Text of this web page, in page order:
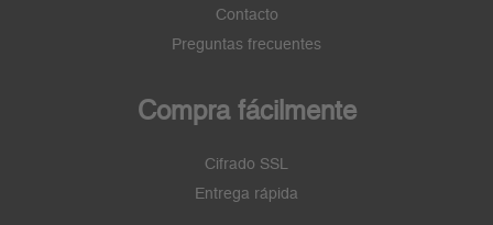
Contacto
Preguntas frecuentes
Compra fácilmente
Cifrado SSL
Entrega rápida